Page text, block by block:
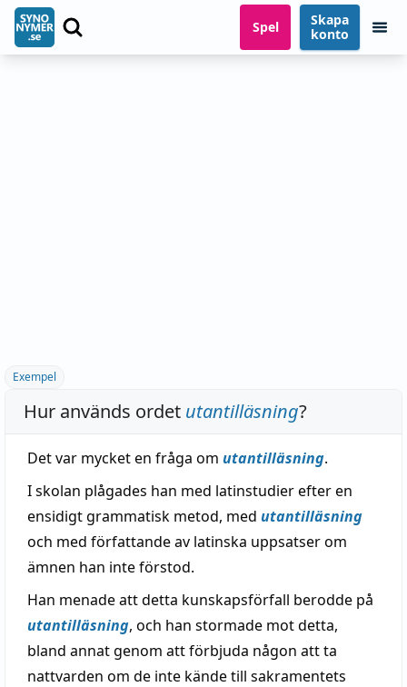
Spel
Skapa
konto
Exempel
Hur används ordet utantilläsning?
Det var mycket en fråga om utantilläsning.
I skolan plågades han med latinstudier efter en
ensidigt grammatisk metod, med utantilläsning
och med författande av latinska uppsatser om
ämnen han inte förstod.
Han menade att detta kunskapsförfall berodde på
utantilläsning, och han stormade mot detta,
bland annat genom att förbjuda någon att ta
nattvarden om de inte kände till sakramentets